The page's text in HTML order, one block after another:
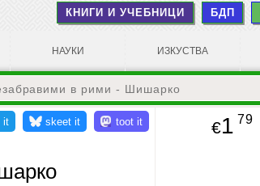
КНИГИ И УЧЕБНИЦИ БДП
НАУКИ ИЗКУСТВА
в рими - Шишарко
€1 79